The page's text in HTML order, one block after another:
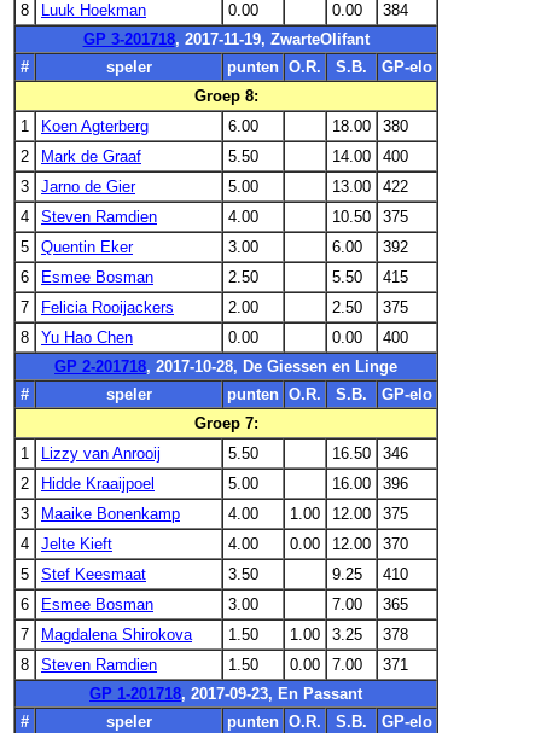
8
Luuk Hoekman 0.00 0.00
384
GP 3-201718, 2017-11-19, ZwarteOlifant
#
speler punten O.R. S.B.
GP-elo
Groep 8:
1
Koen Agterberg 6.00 18.00
380
2
Mark de Graaf 5.50 14.00
400
3
Jarno de Gier 5.00 13.00
422
4
Steven Ramdien 4.00 10.50
375
5
Quentin Eker 3.00 6.00
392
6
Esmee Bosman 2.50 5.50
415
7
Felicia Rooijackers 2.00 2.50
375
8
Yu Hao Chen 0.00 0.00
400
GP 2-201718, 2017-10-28, De Giessen en Linge
#
speler punten O.R. S.B.
GP-elo
Groep 7:
1
Lizzy van Anrooij 5.50 16.50
346
2
Hidde Kraaijpoel 5.00 16.00
396
3
Maaike Bonenkamp 4.00 1.00 12.00
375
4
Jelte Kieft 4.00 0.00 12.00
370
5
Stef Keesmaat 3.50 9.25
410
6
Esmee Bosman 3.00 7.00
365
7
Magdalena Shirokova 1.50 1.00 3.25
378
8
Steven Ramdien 1.50 0.00 7.00
371
GP 1-201718, 2017-09-23, En Passant
#
speler punten O.R. S.B.
GP-elo